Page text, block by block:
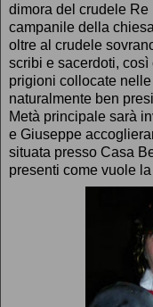
dimora del crudele
campanile della
oltre al crudele
scribi e sacerdoti,
prigioni collocate
naturalmente ben
Metà principale sarà
e Giuseppe
situata presso Casa
presenti come vuole